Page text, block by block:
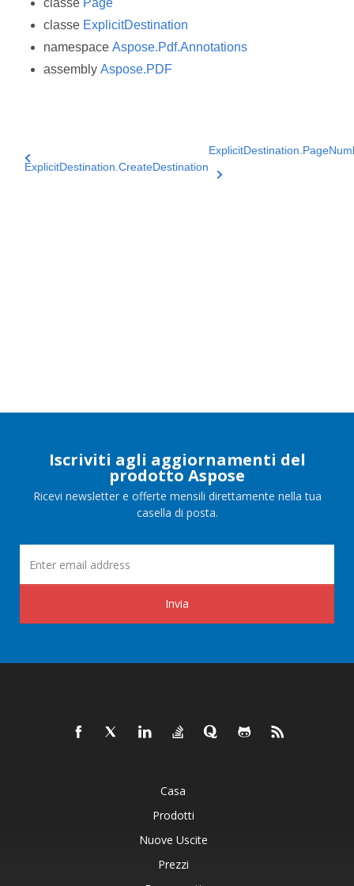
classe Page
classe ExplicitDestination
namespace Aspose.Pdf.Annotations
assembly Aspose.PDF
ExplicitDestination.CreateDestination
Iscriviti agli aggiornamenti del
prodotto Aspose
Ricevi newsletter e offerte mensili direttamente nella tua
casella di posta.
Invia
Casa
Prodotti
Nuove Uscite
Prezzi